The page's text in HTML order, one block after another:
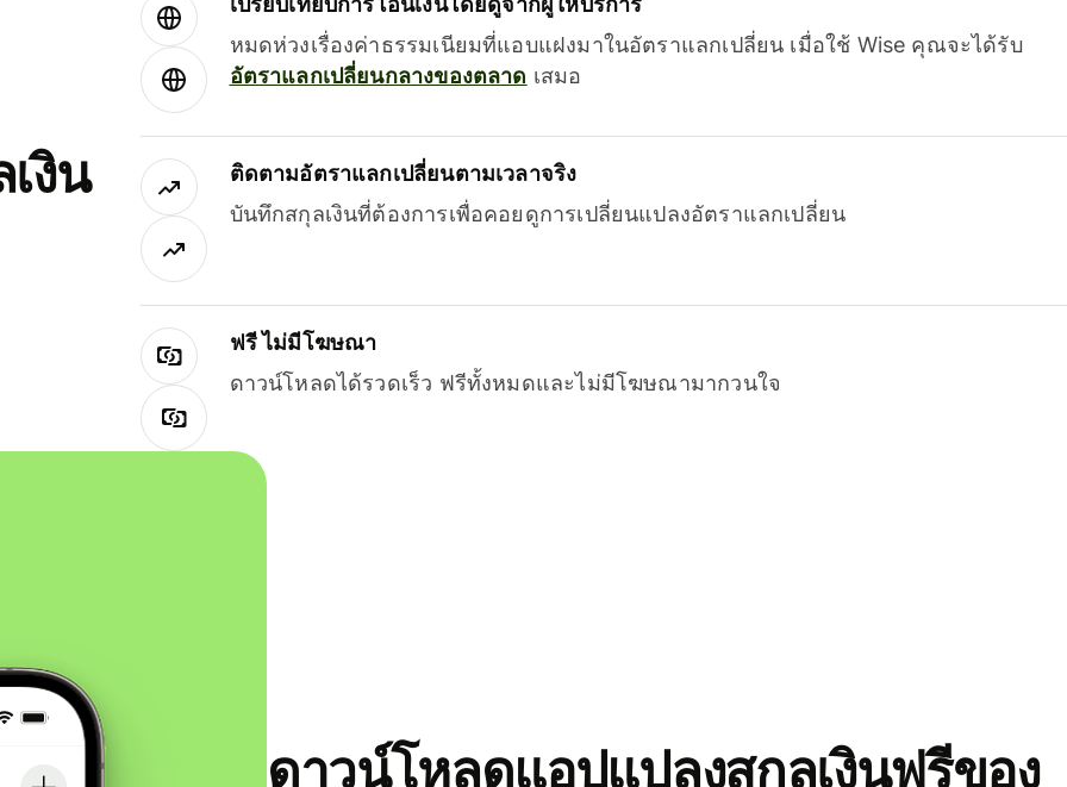
งิน
หมดห่วงเรื่องค่าธรรมเนียมที่แอบแฝงมาในอัตราแลกเปลี่ยน เมื่อใช้ Wise คุณจะได้รับ
อัตราแลกเปลี่ยนกลางของตลาด เสมอ
ติดตามอัตราแลกเปลี่ยนตามเวลาจริง
บันทึกสกุลเงินที่ต้องการเพื่อคอยดูการเปลี่ยนแปลงอัตราแลกเปลี่ยน
ฟรี ไม่มีโฆษณา
ดาวน์โหลดได้รวดเร็ว ฟรีทั้งหมดและไม่มีโฆษณามากวนใจ
ดาวน์โหลดแอปแปลงสกุลเงินฟรีของ